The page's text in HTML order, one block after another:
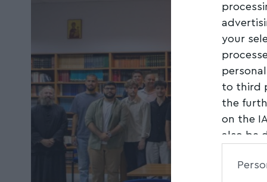
your
to third
the
on the
also be
parties.